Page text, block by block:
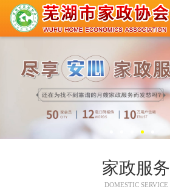
家政服务
DOMESTIC SERVICE